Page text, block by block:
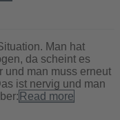
Man hat
da scheint es
und man muss erneut
ist nervig und man
Read more